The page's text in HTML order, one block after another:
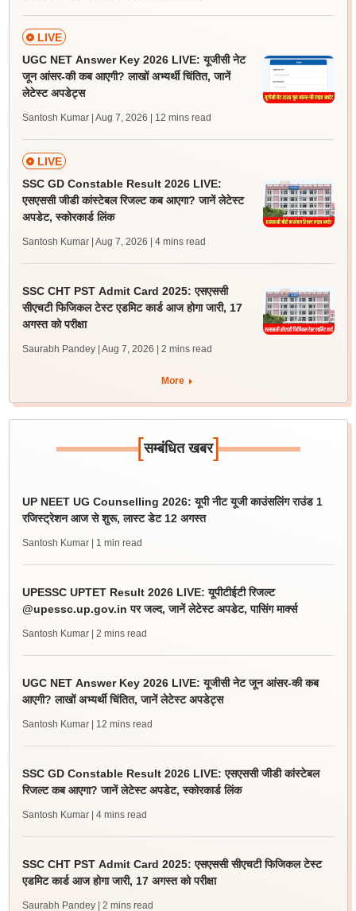
LIVE
UGC NET Answer Key 2026 LIVE: यूजीसी नेट
जून आंसर-की कब आएगी? लाखों अभ्यर्थी चिंतित, जानें
लेटेस्ट अपडेट्स
Santosh Kumar | Aug 7, 2026 | 12 mins read
LIVE
SSC GD Constable Result 2026 LIVE:
एसएससी जीडी कांस्टेबल रिजल्ट कब आएगा? जानें लेटेस्ट
अपडेट, स्कोरकार्ड लिंक
Santosh Kumar | Aug 7, 2026 | 4 mins read
SSC CHT PST Admit Card 2025: एसएससी
सीएचटी फिजिकल टेस्ट एडमिट कार्ड आज होगा जारी, 17
अगस्त को परीक्षा
Saurabh Pandey | Aug 7, 2026 | 2 mins read
More
[सम्बंधित खबर]
UP NEET UG Counselling 2026: यूपी नीट यूजी काउंसलिंग राउंड 1
रजिस्ट्रेशन आज से शुरू, लास्ट डेट 12 अगस्त
Santosh Kumar | 1 min read
UPESSC UPTET Result 2026 LIVE: यूपीटीईटी रिजल्ट
@upessc.up.gov.in पर जल्द, जानें लेटेस्ट अपडेट, पासिंग मार्क्स
Santosh Kumar | 2 mins read
UGC NET Answer Key 2026 LIVE: यूजीसी नेट जून आंसर-की कब
आएगी? लाखों अभ्यर्थी चिंतित, जानें लेटेस्ट अपडेट्स
Santosh Kumar | 12 mins read
SSC GD Constable Result 2026 LIVE: एसएससी जीडी कांस्टेबल
रिजल्ट कब आएगा? जानें लेटेस्ट अपडेट, स्कोरकार्ड लिंक
Santosh Kumar | 4 mins read
SSC CHT PST Admit Card 2025: एसएससी सीएचटी फिजिकल टेस्ट
एडमिट कार्ड आज होगा जारी, 17 अगस्त को परीक्षा
Saurabh Pandey | 2 mins read